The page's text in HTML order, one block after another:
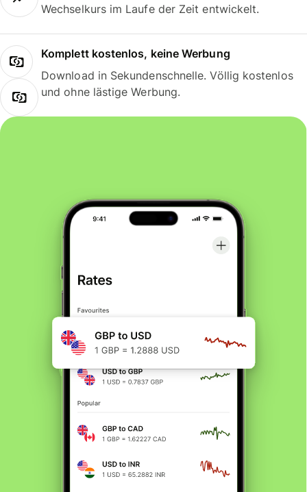
Wechselkurs im Laufe der Zeit entwickelt.
Komplett kostenlos, keine Werbung
Download in Sekundenschnelle. Völlig kostenlos
und ohne lästige Werbung.